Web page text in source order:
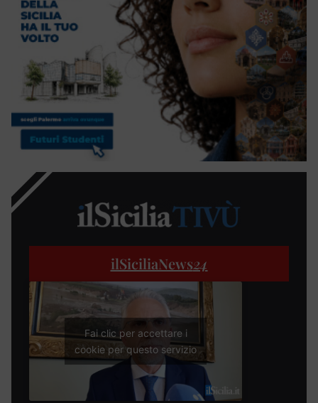
ilSiciliaNews24
Fai clic per accettare i
cookie per questo servizio